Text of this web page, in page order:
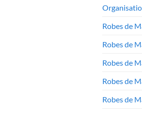
Robes de
Robes de
Robes de
Robes de
Robes de